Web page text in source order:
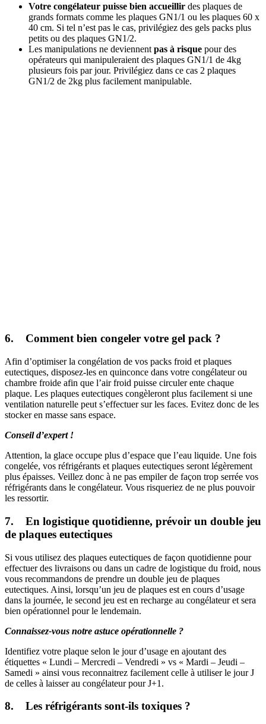
Votre congélateur puisse bien accueillir des plaques de
grands formats comme les plaques GN1/1 ou les plaques 60 x
40 cm. Si tel n’est pas le cas, privilégiez des gels packs plus
petits ou des plaques GN1/2.
Les manipulations ne deviennent pas à risque pour des
opérateurs qui manipuleraient des plaques GN1/1 de 4kg
plusieurs fois par jour. Privilégiez dans ce cas 2 plaques
GN1/2 de 2kg plus facilement manipulable.
6. Comment bien congeler votre gel pack ?
Afin d’optimiser la congélation de vos packs froid et plaques
eutectiques, disposez-les en quinconce dans votre congélateur ou
chambre froide afin que l’air froid puisse circuler ente chaque
plaque. Les plaques eutectiques congèleront plus facilement si une
ventilation naturelle peut s’effectuer sur les faces. Evitez donc de les
stocker en masse sans espace.
Conseil d’expert !
Attention, la glace occupe plus d’espace que l’eau liquide. Une fois
congelée, vos réfrigérants et plaques eutectiques seront légèrement
plus épaisses. Veillez donc à ne pas empiler de façon trop serrée vos
réfrigérants dans le congélateur. Vous risqueriez de ne plus pouvoir
les ressortir.
7. En logistique quotidienne, prévoir un double jeu
de plaques eutectiques
Si vous utilisez des plaques eutectiques de façon quotidienne pour
effectuer des livraisons ou dans un cadre de logistique du froid, nous
vous recommandons de prendre un double jeu de plaques
eutectiques. Ainsi, lorsqu’un jeu de plaques est en cours d’usage
dans la journée, le second jeu est en recharge au congélateur et sera
bien opérationnel pour le lendemain.
Connaissez-vous notre astuce opérationnelle ?
Identifiez votre plaque selon le jour d’usage en ajoutant des
étiquettes « Lundi – Mercredi – Vendredi » vs « Mardi – Jeudi –
Samedi » ainsi vous reconnaitrez facilement celle à utiliser le jour J
de celles à laisser au congélateur pour J+1.
8. Les réfrigérants sont-ils toxiques ?